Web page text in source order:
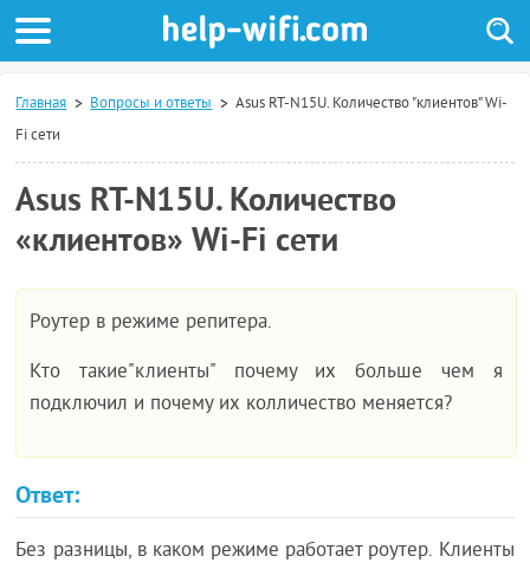
Главная Вопросы и ответы
Asus RT-N15U. Количество "клиентов" Wi-
Fi сети
Asus RT-N15U. Количество
«клиентов» Wi-Fi сети
Роутер в режиме репитера.
Кто такие"клиенты" почему их больше чем я
подключил и почему их колличество меняется?
Ответ:
Без разницы, в каком режиме работает роутер. Клиенты